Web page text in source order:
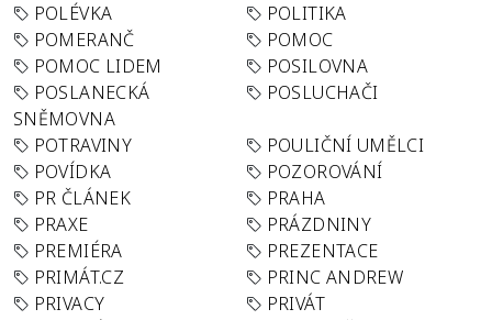
POLÉVKA
POLITIKA
POMERANČ
POMOC
POMOC LIDEM
POSILOVNA
POSLANECKÁ
SNĚMOVNA
POSLUCHAČI
POTRAVINY
POULIČNÍ UMĚLCI
POVÍDKA
POZOROVÁNÍ
PR ČLÁNEK
PRAHA
PRAXE
PRÁZDNINY
PREMIÉRA
PREZENTACE
PRIMÁT.CZ
PRINC ANDREW
PRIVACY
PRIVÁT